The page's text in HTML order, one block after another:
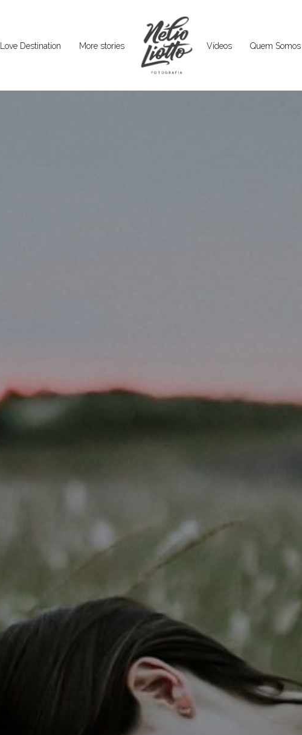
Love Destination More stories Vídeos Quem Somos